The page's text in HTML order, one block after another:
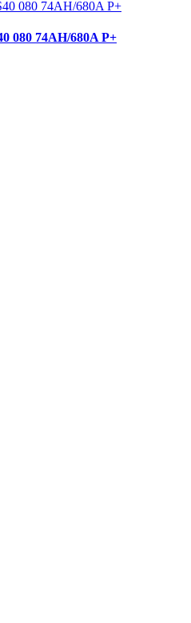
080 74AH/680A P+